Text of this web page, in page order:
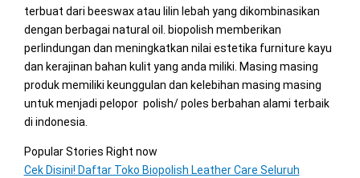
terbuat dari beeswax atau lilin lebah yang dikombinasikan
dengan berbagai natural oil. biopolish memberikan
perlindungan dan meningkatkan nilai estetika furniture kayu
dan kerajinan bahan kulit yang anda miliki. Masing masing
produk memiliki keunggulan dan kelebihan masing masing
untuk menjadi pelopor polish/ poles berbahan alami terbaik
di indonesia.
Popular Stories Right now
Cek Disini! Daftar Toko Biopolish Leather Care Seluruh